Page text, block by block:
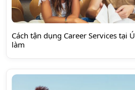
Cách tận dụng Career Services tại
làm